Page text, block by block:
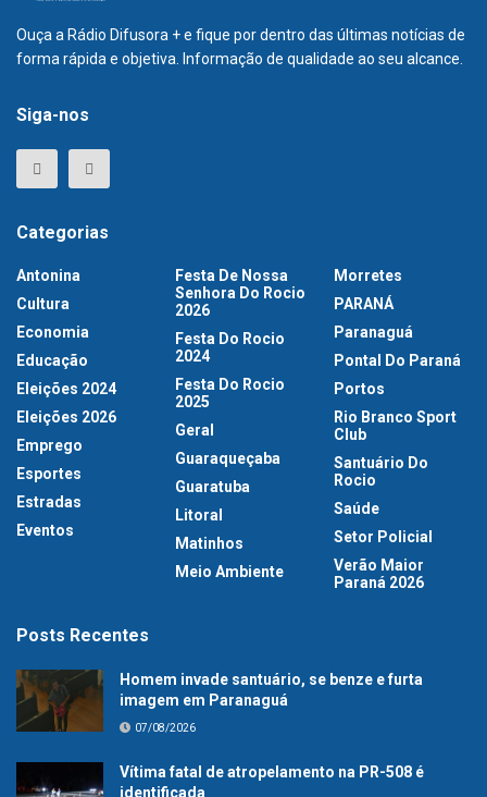
Ouça a Rádio Difusora + e fique por dentro das últimas notícias de
forma rápida e objetiva. Informação de qualidade ao seu alcance.
Siga-nos
Categorias
Antonina
Cultura
Economia
Educação
Eleições 2024
Eleições 2026
Emprego
Esportes
Estradas
Eventos
Festa De Nossa
Senhora Do Rocio
2026
Festa Do Rocio
2024
Festa Do Rocio
2025
Geral
Guaraqueçaba
Guaratuba
Litoral
Matinhos
Meio Ambiente
Morretes
PARANÁ
Paranaguá
Pontal Do Paraná
Portos
Rio Branco Sport
Club
Santuário Do
Rocio
Saúde
Setor Policial
Verão Maior
Paraná 2026
Posts Recentes
Homem invade santuário, se benze e furta
imagem em Paranaguá
07/08/2026
Vítima fatal de atropelamento na PR-508 é
identificada